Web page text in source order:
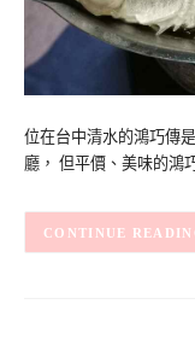
位在台中清水的鴻巧傳
廳， 但平價、美味的鴻
CONTINUE